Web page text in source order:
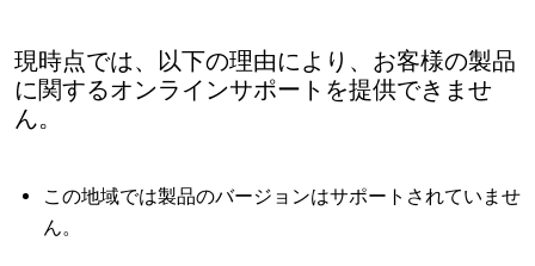
現時点では、以下の理由により、お客様の製品
に関するオンラインサポートを提供できませ
ん。
この地域では製品のバージョンはサポートされていませ
ん。